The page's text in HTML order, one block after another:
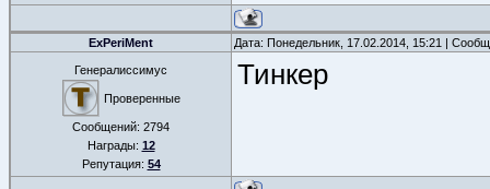
ExPeriMent Дата: Понедельник, 17.02.2014, 15:21 |
Генералиссимус
Проверенные
Сообщений: 2794
Награды: 12
Репутация: 54
Тинкер